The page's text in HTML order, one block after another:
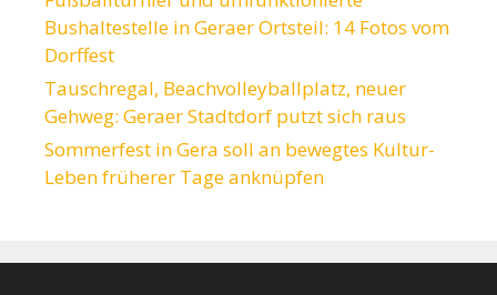
Bushaltestelle in Geraer Ortsteil: 14 Fotos vom
Dorffest
Tauschregal, Beachvolleyballplatz, neuer
Gehweg: Geraer Stadtdorf putzt sich raus
Sommerfest in Gera soll an bewegtes Kultur-
Leben früherer Tage anknüpfen